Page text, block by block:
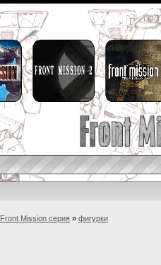
Front Mission серия » фигурки